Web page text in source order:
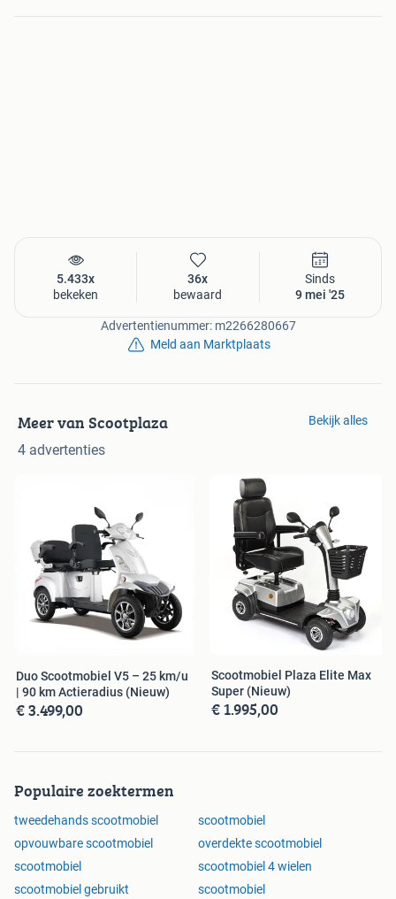
5.433x
bekeken
36x
bewaard
Sinds
9 mei '25
Advertentienummer: m2266280667
Meld aan Marktplaats
Meer van Scootplaza
4 advertenties
Bekijk alles
Duo Scootmobiel V5 – 25 km/u
| 90 km Actieradius (Nieuw)
€ 3.499,00
Scootmobiel Plaza Elite Max
Super (Nieuw)
€ 1.995,00
Populaire zoektermen
tweedehands scootmobiel
scootmobiel
opvouwbare scootmobiel
overdekte scootmobiel
scootmobiel
scootmobiel 4 wielen
scootmobiel gebruikt
scootmobiel